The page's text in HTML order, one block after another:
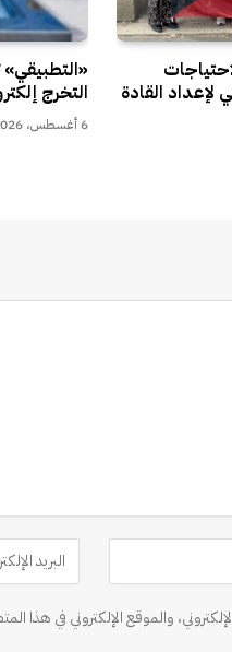
لإعداد القادة
التخرج
6 أغسطس، 2026
والموقع الإلكتروني في هذا